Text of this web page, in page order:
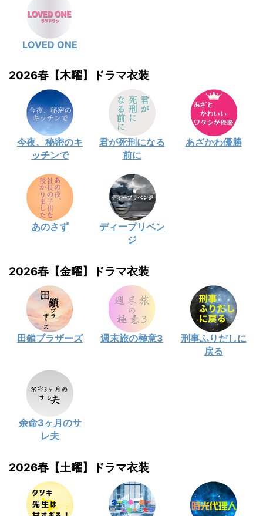
LOVED ONE
2026春【木曜】ドラマ衣装
今夜、秘密のキ
ッチンで
君が死刑になる
前に
あざかわ優勝
あのさず
ディープリベン
ジ
2026春【金曜】ドラマ衣装
田鎖ブラザーズ 週末旅の極意3
刑事ふりだしに
戻る
余命3ヶ月のサ
レ夫
2026春【土曜】ドラマ衣装